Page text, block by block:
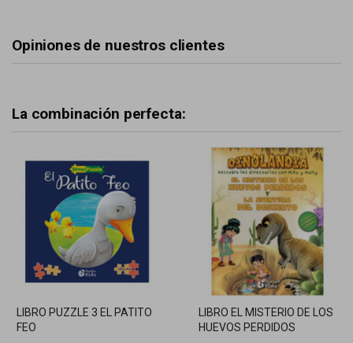
Opiniones de nuestros clientes
La combinación perfecta:
LIBRO PUZZLE 3 EL PATITO
FEO
LIBRO EL MISTERIO DE LOS
HUEVOS PERDIDOS